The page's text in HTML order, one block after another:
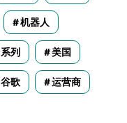
机器人
系列 美国
谷歌 运营商